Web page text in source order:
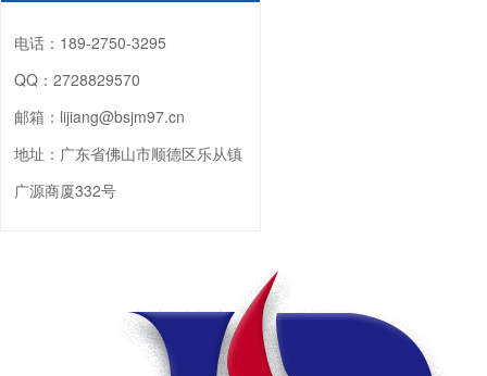
电话： 189-2750-3295
QQ： 2728829570
邮箱： lijiang@bsjm97.cn
地址： 广东省佛山市顺德区乐从镇
广源商厦332号